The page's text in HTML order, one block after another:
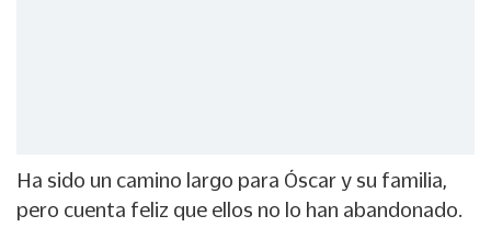
Ha sido un camino largo para Óscar y su familia,
pero cuenta feliz que ellos no lo han abandonado.